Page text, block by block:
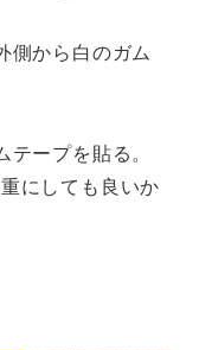
側から白のガム
ープを貼る。
にしても良いか